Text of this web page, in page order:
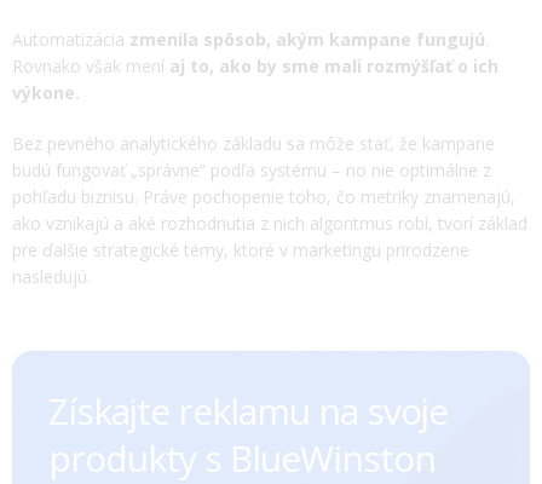
Automatizácia zmenila spôsob, akým kampane fungujú.
Rovnako však mení aj to, ako by sme mali rozmýšľať o ich
výkone.
Bez pevného analytického základu sa môže stať, že kampane
budú fungovať „správne“ podľa systému – no nie optimálne z
pohľadu biznisu. Práve pochopenie toho, čo metriky znamenajú,
ako vznikajú a aké rozhodnutia z nich algoritmus robí, tvorí základ
pre ďalšie strategické témy, ktoré v marketingu prirodzene
nasledujú.
Získajte reklamu na svoje
produkty s BlueWinston